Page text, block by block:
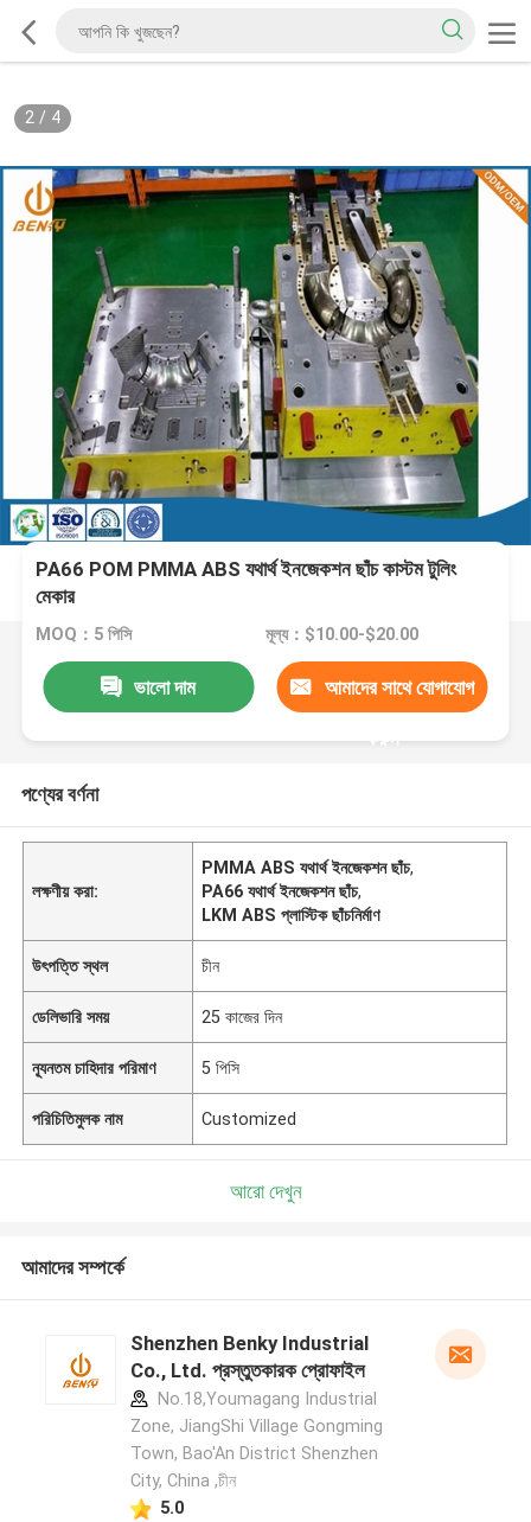
2/ 4
PA66 POM PMMA ABS যথার্থ ইনজেকশন ছাঁচ কাস্টম টুলিং
মেকার
MOQ：5 পিসি মূল্য：$10.00-$20.00
ভালো দাম আমাদের সাথে যোগাযোগ
করুন
পণ্যের বর্ণনা
লক্ষণীয় করা:
PMMA ABS যথার্থ ইনজেকশন ছাঁচ,
PA66 যথার্থ ইনজেকশন ছাঁচ,
LKM ABS প্লাস্টিক ছাঁচনির্মাণ
উৎপত্তি স্থল চীন
ডেলিভারি সময় 25 কাজের দিন
ন্যূনতম চাহিদার পরিমাণ 5 পিসি
পরিচিতিমুলক নাম Customized
আরো দেখুন
আমাদের সম্পর্কে
Shenzhen Benky Industrial
Co., Ltd. প্রস্তুতকারক প্রোফাইল
No.18,Youmagang Industrial
Zone, JiangShi Village Gongming
Town, Bao'An District Shenzhen
City, China ,চীন
5.0